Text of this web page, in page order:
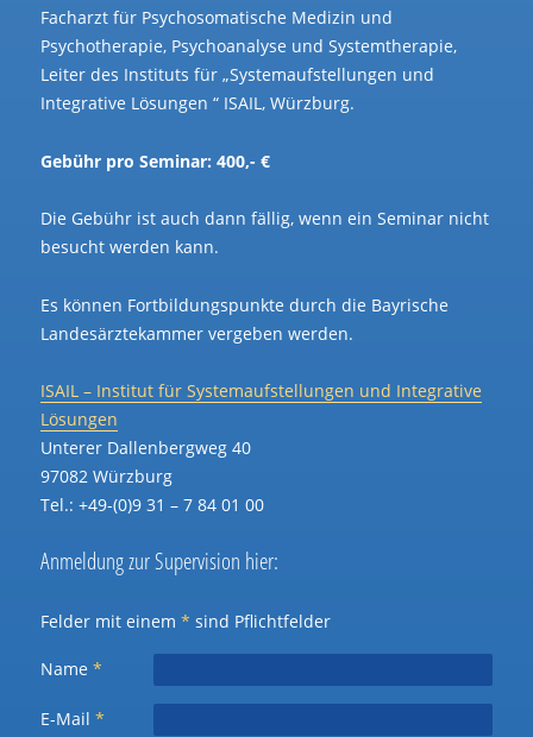
Facharzt für Psychosomatische Medizin und
Psychotherapie, Psychoanalyse und Systemtherapie,
Leiter des Instituts für „Systemaufstellungen und
Integrative Lösungen “ ISAIL, Würzburg.
Gebühr pro Seminar: 400,- €
Die Gebühr ist auch dann fällig, wenn ein Seminar nicht
besucht werden kann.
Es können Fortbildungspunkte durch die Bayrische
Landesärztekammer vergeben werden.
ISAIL – Institut für Systemaufstellungen und Integrative
Lösungen
Unterer Dallenbergweg 40
97082 Würzburg
Tel.: +49-(0)9 31 – 7 84 01 00
Anmeldung zur Supervision hier:
Felder mit einem* sind Pflichtfelder
Name*
E-Mail*